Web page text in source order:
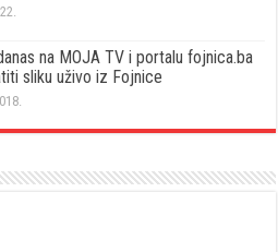
na MOJA TV i portalu fojnica.ba
sliku uživo iz Fojnice